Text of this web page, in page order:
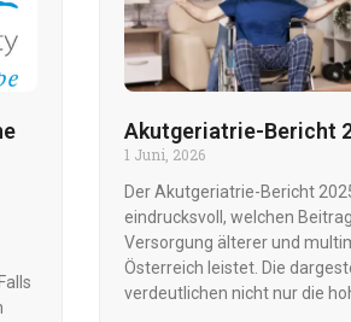
Akutgeriatrie-Bericht
1 Juni, 2026
Der Akutgeriatrie-Bericht
eindrucksvoll, welchen
Versorgung älterer und
Österreich leistet. Die
verdeutlichen nicht nur die